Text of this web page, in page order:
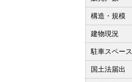
構造・規模
建物現況
駐車スペース
国土法届出